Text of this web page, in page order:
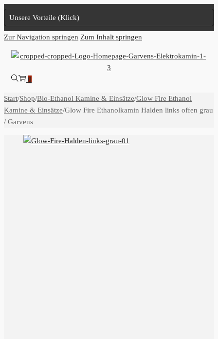
Unsere Vorteile (Klick)
Zur Navigation springen Zum Inhalt springen
0
Start/Shop/Bio-Ethanol Kamine & Einsätze/Glow Fire Ethanol
Kamine & Einsätze/Glow Fire Ethanolkamin Halden links offen grau
/ Garvens